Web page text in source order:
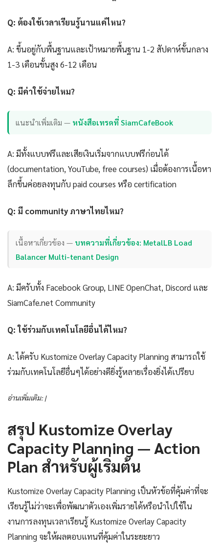
Q: ต้องใช้เวลาเรียนรู้นานแค่ไหน?
A: ขึ้นอยู่กับพื้นฐานและเป้าหมายพื้นฐาน 1-2 สัปดาห์ขั้นกลาง
1-3 เดือนขั้นสูง 6-12 เดือน
Q: มีค่าใช้จ่ายไหม?
แนะนำเพิ่มเติม — หนังสือเทรดที่ SiamCafeBook
A: มีทั้งแบบฟรีและเสียเงินเริ่มจากแบบฟรีก่อนได้
(documentation, YouTube, free courses) เมื่อต้องการเนื้อหา
ลึกขึ้นค่อยลงทุนกับ paid courses หรือ certification
Q: มี community ภาษาไทยไหม?
เนื้อหาเกี่ยวข้อง — บทความที่เกี่ยวข้อง: MetalLB Load
Balancer Multi-tenant Design
A: มีครับทั้ง Facebook Group, LINE OpenChat, Discord และ
SiamCafe.net Community
Q: ใช้ร่วมกับเทคโนโลยีอื่นได้ไหม?
A: ได้ครับ Kustomize Overlay Capacity Planning สามารถใช้
ร่วมกับเทคโนโลยีอื่นๆได้อย่างดียิ่งรู้หลายเรื่องยิ่งได้เปรียบ
อ่านเพิ่มเติม: |
สรุป Kustomize Overlay
Capacity Planning — Action
Plan สำหรับผู้เริ่มต้น
Kustomize Overlay Capacity Planning เป็นหัวข้อที่คุ้มค่าที่จะ
เรียนรู้ไม่ว่าจะเพื่อพัฒนาตัวเองเพิ่มรายได้หรือนำไปใช้ใน
งานการลงทุนเวลาเรียนรู้ Kustomize Overlay Capacity
Planning จะให้ผลตอบแทนที่คุ้มค่าในระยะยาว